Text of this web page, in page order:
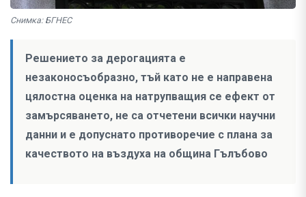
Снимка: БГНЕС
Решението за дерогацията е
незаконосъобразно, тъй като не е направена
цялостна оценка на натрупващия се ефект от
замърсяването, не са отчетени всички научни
данни и е допуснато противоречие с плана за
качеството на въздуха на община Гълъбово